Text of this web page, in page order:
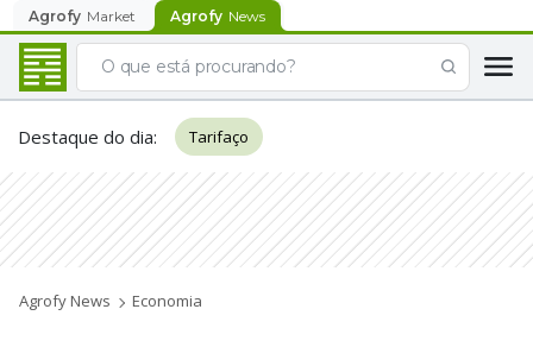
Agrofy Market Agrofy News
Destaque do dia: Tarifaço
Agrofy News Economia